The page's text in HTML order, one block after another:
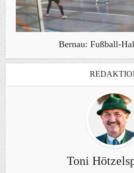
Bernau: Fußball-
Toni